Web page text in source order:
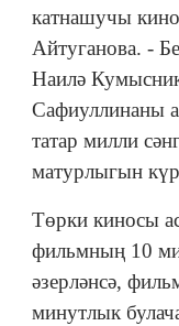
катнашучы
Айтуганова. -
Наилә
Сафиуллинаны
татар милли
матурлыгын
Төрки киносы
фильмның 10
әзерләнсә,
минутлык